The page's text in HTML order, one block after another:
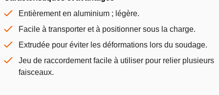
Entièrement en aluminium ; légère.
Facile à transporter et à positionner sous la charge.
Extrudée pour éviter les déformations lors du soudage.
Jeu de raccordement facile à utiliser pour relier plusieurs
faisceaux.